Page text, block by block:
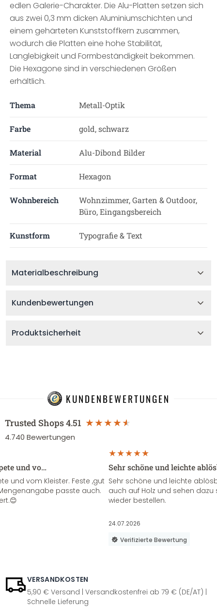
edlen Galerie-Charakter. Die Alu-Platten setzen sich
aus zwei 0,3 mm dicken Aluminiumschichten und
einem gehärteten Kunststoffkern zusammen,
wodurch die Platten eine hohe Stabilität,
Langlebigkeit und Formbeständigkeit bekommen.
Die Hexagone sind in verschiedenen Größen
erhältlich.
Thema Metall-Optik
Farbe gold, schwarz
Material Alu-Dibond Bilder
Format Hexagon
Wohnbereich
Wohnzimmer, Garten & Outdoor,
Büro, Eingangsbereich
Kunstform Typografie & Text
Materialbeschreibung
Kundenbewertungen
Produktsicherheit
KUNDENBEWERTUNGEN
Trusted Shops4.51
4.740 Bewertungen
und vo…
und vom Kleister. Feste ,gut
passte auch.
Sehr schöne und leichte
Sehr schöne und leichte
auch auf Holz und sehen
wieder bestellen.
24.07.2026
Verifizierte Bewertung
VERSANDKOSTEN
5,90 € Versand | Versandkostenfrei ab 79 € (DE/AT) |
Schnelle Lieferung